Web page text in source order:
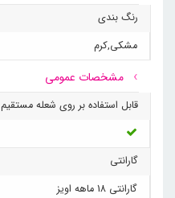
رنگ بندی
مشکی,کرم
مشخصات عمومی
قابل استفاده بر روی شعله مستقیم
گارانتی
گارانتی 18 ماهه اویز